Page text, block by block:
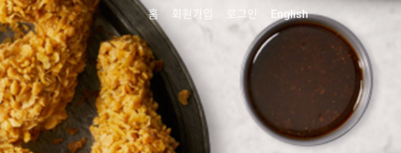
홈 회원가입 로그인 English